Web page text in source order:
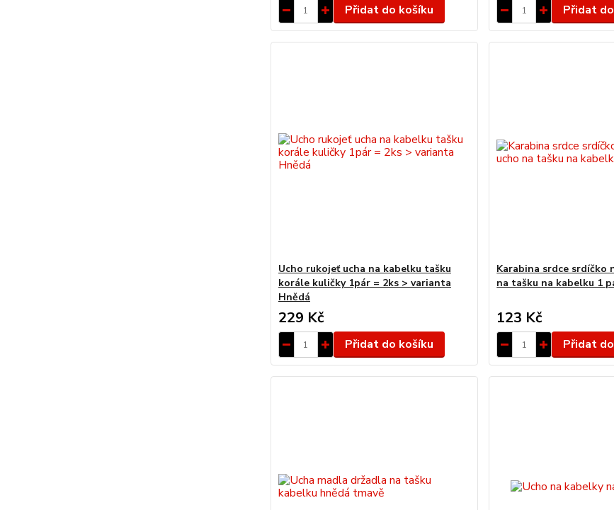
Přidat do košíku Přidat
Ucho rukojeť ucha na kabelku tašku
korále kuličky 1pár = 2ks > varianta
Hnědá
229 Kč
Přidat do košíku
Karabina srdce srdíčko
na tašku na kabelku 1
123 Kč
Přidat